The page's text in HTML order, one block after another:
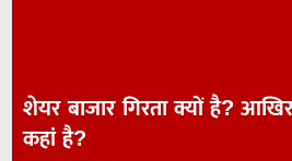
शेयर बाजार गिरता क्यों है?
कहां है?